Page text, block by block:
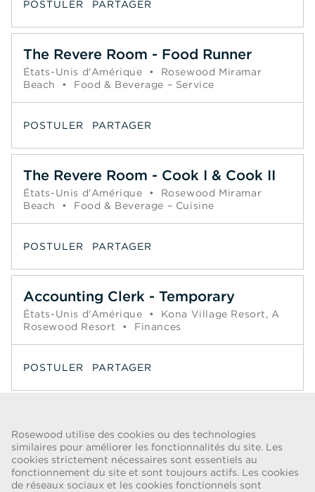
Rosewood utilise des cookies ou des technologies
similaires pour améliorer les fonctionnalités du site. Les
cookies strictement nécessaires sont essentiels au
fonctionnement du site et sont toujours actifs. Les cookies
de réseaux sociaux et les cookies fonctionnels sont
POSTULER PARTAGER
The Revere Room - Food Runner
États-Unis d'Amérique •
Rosewood Miramar
Beach
• Food & Beverage – Service
POSTULER PARTAGER
The Revere Room - Cook I & Cook II
États-Unis d'Amérique •
Rosewood Miramar
Beach
• Food & Beverage – Cuisine
POSTULER PARTAGER
Accounting Clerk - Temporary
États-Unis d'Amérique •
Kona Village Resort, A
Rosewood Resort
• Finances
POSTULER PARTAGER
ALERTE FRAUDE